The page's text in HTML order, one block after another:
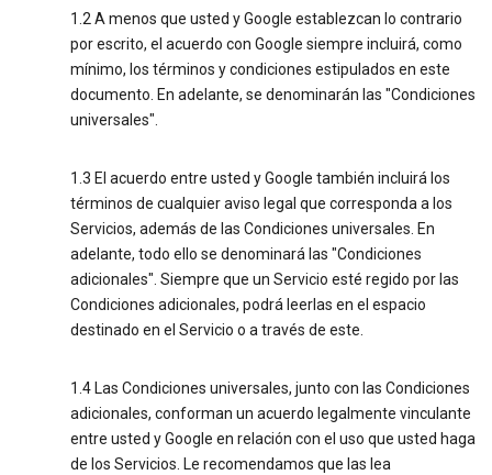
1.2 A menos que usted y Google establezcan lo contrario
por escrito, el acuerdo con Google siempre incluirá, como
mínimo, los términos y condiciones estipulados en este
documento. En adelante, se denominarán las "Condiciones
universales".
1.3 El acuerdo entre usted y Google también incluirá los
términos de cualquier aviso legal que corresponda a los
Servicios, además de las Condiciones universales. En
adelante, todo ello se denominará las "Condiciones
adicionales". Siempre que un Servicio esté regido por las
Condiciones adicionales, podrá leerlas en el espacio
destinado en el Servicio o a través de este.
1.4 Las Condiciones universales, junto con las Condiciones
adicionales, conforman un acuerdo legalmente vinculante
entre usted y Google en relación con el uso que usted haga
de los Servicios. Le recomendamos que las lea